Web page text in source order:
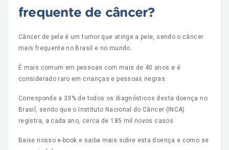
frequente de câncer?
Câncer de pele é um tumor que atinge a pele, sendo o câncer
mais frequente no Brasil e no mundo.
É mais comum em pessoas com mais de 40 anos e é
considerado raro em crianças e pessoas negras.
Corresponde a 33% de todos os diagnósticos desta doença no
Brasil, sendo que o Instituto Nacional do Câncer (INCA)
registra, a cada ano, cerca de 185 mil novos casos.
Baixe nosso e-book e saiba mais sobre esta doença e como se